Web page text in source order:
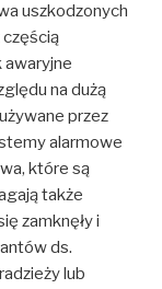
uszkodzonych
częścią
awaryjne
na dużą
przez
alarmowe
które są
także
zamknęły i
ds.
lub